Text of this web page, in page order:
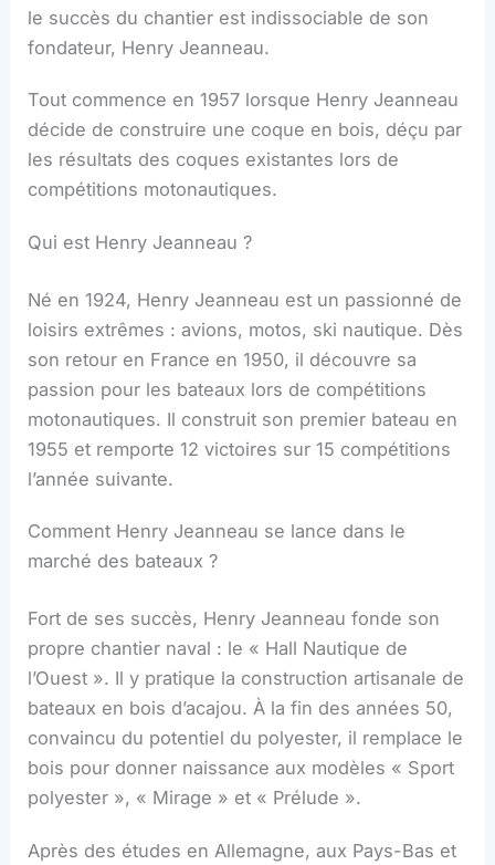
le succès du chantier est indissociable de son
fondateur, Henry Jeanneau.
Tout commence en 1957 lorsque Henry Jeanneau
décide de construire une coque en bois, déçu par
les résultats des coques existantes lors de
compétitions motonautiques.
Qui est Henry Jeanneau ?
Né en 1924, Henry Jeanneau est un passionné de
loisirs extrêmes : avions, motos, ski nautique. Dès
son retour en France en 1950, il découvre sa
passion pour les bateaux lors de compétitions
motonautiques. Il construit son premier bateau en
1955 et remporte 12 victoires sur 15 compétitions
l’année suivante.
Comment Henry Jeanneau se lance dans le
marché des bateaux ?
Fort de ses succès, Henry Jeanneau fonde son
propre chantier naval : le « Hall Nautique de
l’Ouest ». Il y pratique la construction artisanale de
bateaux en bois d’acajou. À la fin des années 50,
convaincu du potentiel du polyester, il remplace le
bois pour donner naissance aux modèles « Sport
polyester », « Mirage » et « Prélude ».
Après des études en Allemagne, aux Pays-Bas et